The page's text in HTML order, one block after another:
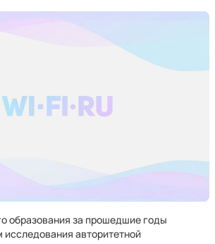
образования за прошедшие годы
авторитетной